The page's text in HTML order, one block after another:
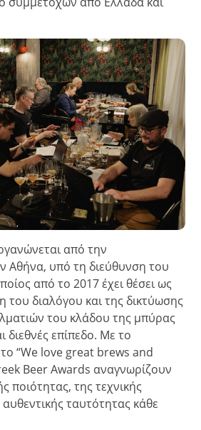
από την
Αθήνα, υπό τη διεύθυνση του
από το 2017 έχει θέσει ως
του διαλόγου και της δικτύωσης
του κλάδου της μπύρας
διεθνές επίπεδο. Με το
“We love great brews and
Beer Awards αναγνωρίζουν
ποιότητας, της τεχνικής
ταυτότητας κάθε